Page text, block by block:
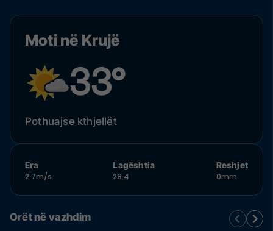
Moti në Krujë
33°
Pothuajse kthjellët
Era
2.7m/s
Lagështia
29.4
Reshjet
0mm
Orët në vazhdim